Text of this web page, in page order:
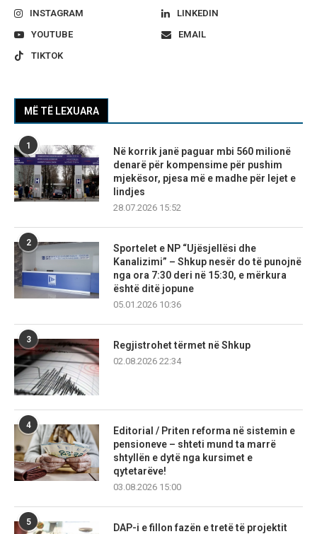
INSTAGRAM
LINKEDIN
YOUTUBE
EMAIL
TIKTOK
MË TË LEXUARA
1
Në korrik janë paguar mbi 560 milionë
denarë për kompensime për pushim
mjekësor, pjesa më e madhe për lejet e
lindjes
28.07.2026 15:52
2
Sportelet e NP “Ujësjellësi dhe
Kanalizimi” – Shkup nesër do të punojnë
nga ora 7:30 deri në 15:30, e mërkura
është ditë jopune
05.01.2026 10:36
3
Regjistrohet tërmet në Shkup
02.08.2026 22:34
4
Editorial / Priten reforma në sistemin e
pensioneve – shteti mund ta marrë
shtyllën e dytë nga kursimet e
qytetarëve!
03.08.2026 15:00
5
DAP-i e fillon fazën e tretë të projektit